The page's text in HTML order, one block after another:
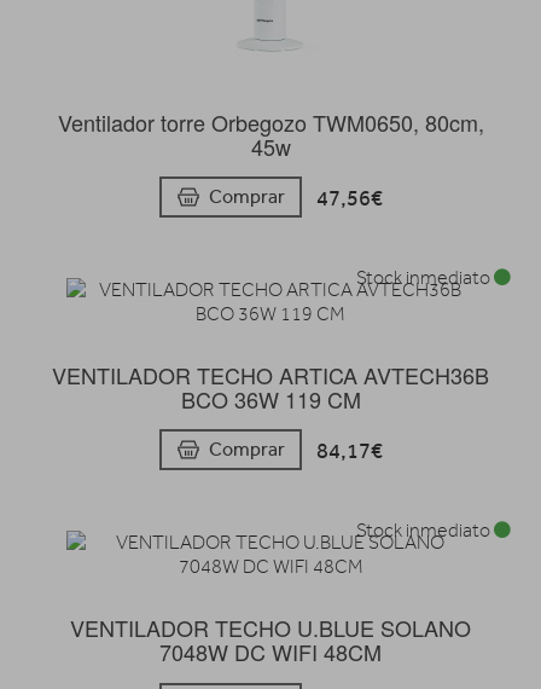
Ventilador torre Orbegozo TWM0650, 80cm,
45w
Comprar 47,56€
VENTILADOR TECHO ARTICA AVTECH36B
BCO 36W 119 CM
Comprar 84,17€
Stock inmediato
VENTILADOR TECHO U.BLUE SOLANO
7048W DC WIFI 48CM
Stock inmediato